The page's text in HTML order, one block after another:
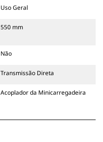
Uso Geral
550 mm
Não
Transmissão Direta
Acoplador da Minicarregadeira